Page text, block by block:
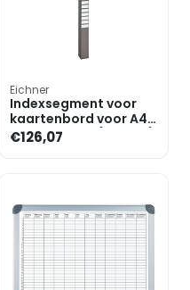
Eichner
Indexsegment voor
kaartenbord voor A4
documenten (25 rijen)
€126,07